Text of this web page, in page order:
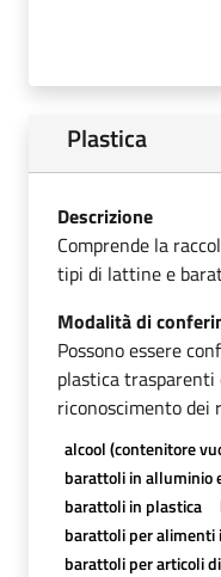
Plastica
Descrizione
Comprende la
tipi di lattine e
Modalità di
Possono essere
plastica
riconoscimento
alcool (contenitore
barattoli in alluminio
barattoli in plastica
barattoli per alimenti
barattoli per articoli